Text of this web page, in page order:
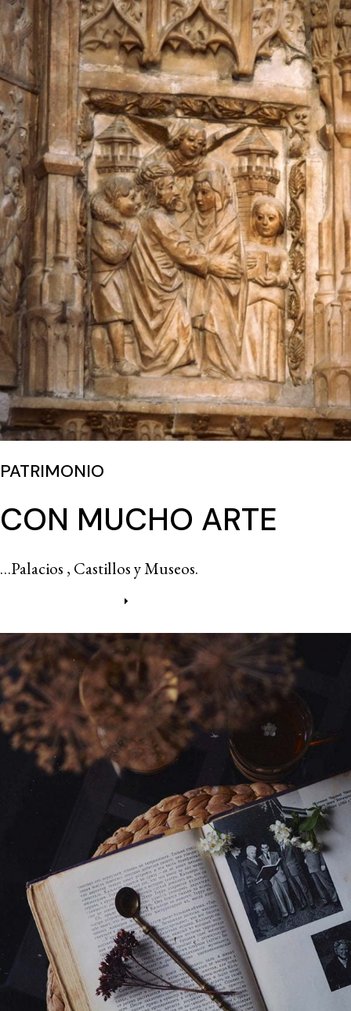
PATRIMONIO
CON MUCHO ARTE
…Palacios , Castillos y Museos.